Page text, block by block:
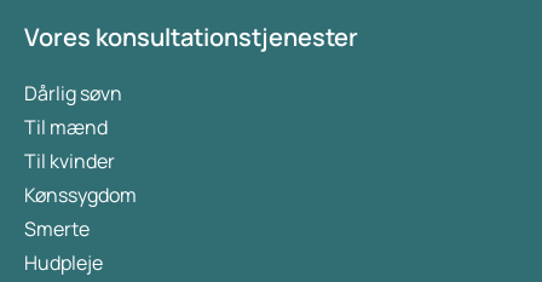
Vores konsultationstjenester
Dårlig søvn
Til mænd
Til kvinder
Kønssygdom
Smerte
Hudpleje